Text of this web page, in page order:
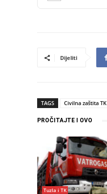
Dijeliti
TAGS Civilna zaštita TK
PROČITAJTE I OVO
Tuzla i TK